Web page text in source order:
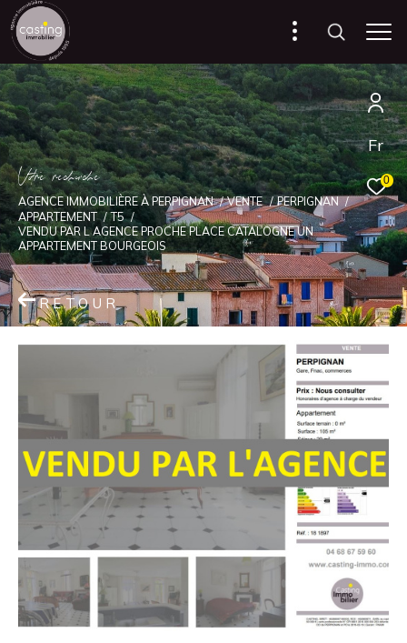
Fr
0
Vore recece
AGENCE IMMOBILIÈRE À PERPIGNAN VENTE
PERPIGNAN
APPARTEMENT
T5
VENDU PAR L AGENCE PROCHE PLACE CATALOGNE UN
APPARTEMENT BOURGEOIS
RETOUR